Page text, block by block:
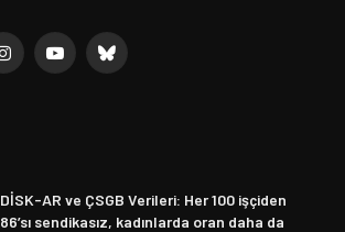
InstagramYouTubeBluesky
DİSK-AR ve ÇSGB Verileri: Her 100 işçiden
86’sı sendikasız, kadınlarda oran daha da